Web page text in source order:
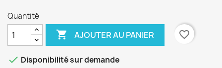
Quantité
 AJOUTER AU PANIER favorite_border
 Disponibilité sur demande